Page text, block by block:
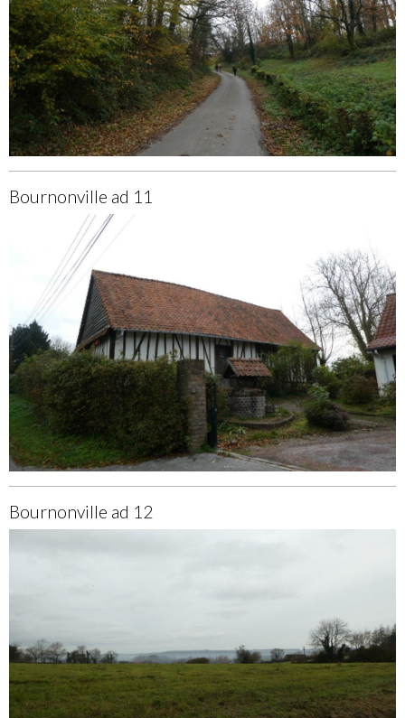
Bournonville ad 11
Bournonville ad 12